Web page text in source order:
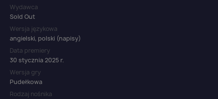
Wydawca
Sold Out
Wersja językowa
angielski, polski (napisy)
Data premiery
30 stycznia 2025 r.
Wersja gry
Pudełkowa
Rodzaj nośnika